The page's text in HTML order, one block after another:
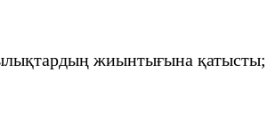
жиынтығына қатысты;